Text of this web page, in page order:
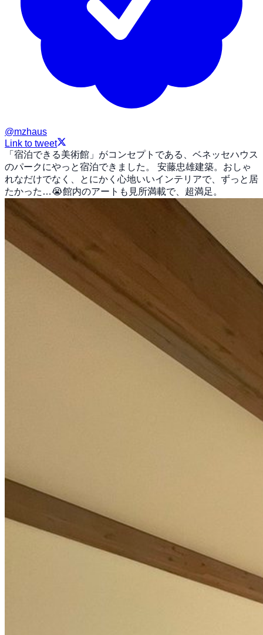
@mzhaus
Link to tweet
「宿泊できる美術館」がコンセプトである、ベネッセハウス
のパークにやっと宿泊できました。 安藤忠雄建築。おしゃ
れなだけでなく、とにかく心地いいインテリアで、ずっと居
たかった…😭館内のアートも見所満載で、超満足。